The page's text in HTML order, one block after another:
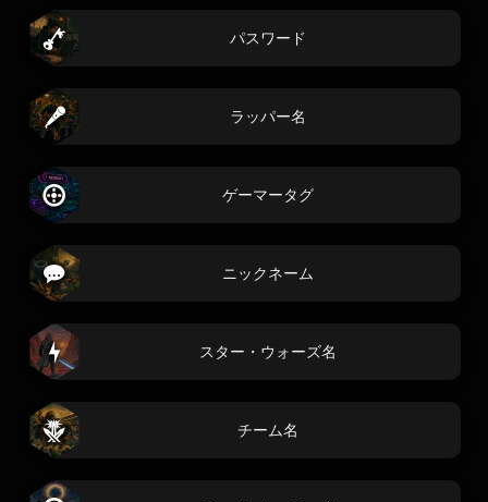
パスワード
ラッパー名
ゲーマータグ
ニックネーム
スター・ウォーズ名
チーム名